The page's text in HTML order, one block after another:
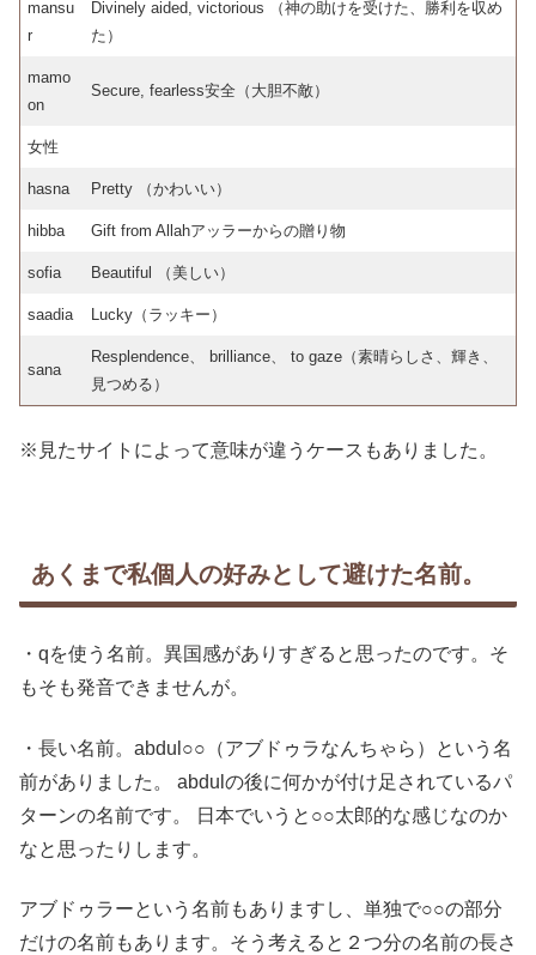
mansu
r
Divinely aided, victorious （神の助けを受けた、勝利を収め
た）
mamo
on
Secure, fearless安全（大胆不敵）
女性
hasna Pretty （かわいい）
hibba Gift from Allahアッラーからの贈り物
sofia Beautiful （美しい）
saadia Lucky（ラッキー）
sana
Resplendence、 brilliance、 to gaze（素晴らしさ、輝き、
見つめる）
※見たサイトによって意味が違うケースもありました。
あくまで私個人の好みとして避けた名前。
・qを使う名前。異国感がありすぎると思ったのです。そ
もそも発音できませんが。
・長い名前。abdul○○（アブドゥラなんちゃら）という名
前がありました。 abdulの後に何かが付け足されているパ
ターンの名前です。 日本でいうと○○太郎的な感じなのか
なと思ったりします。
アブドゥラーという名前もありますし、単独で○○の部分
だけの名前もあります。そう考えると２つ分の名前の長さ